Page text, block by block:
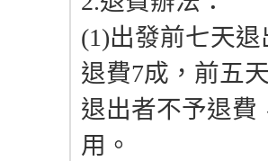
(1)出發前七天
退費7成，前五
退出者不予退費
用。